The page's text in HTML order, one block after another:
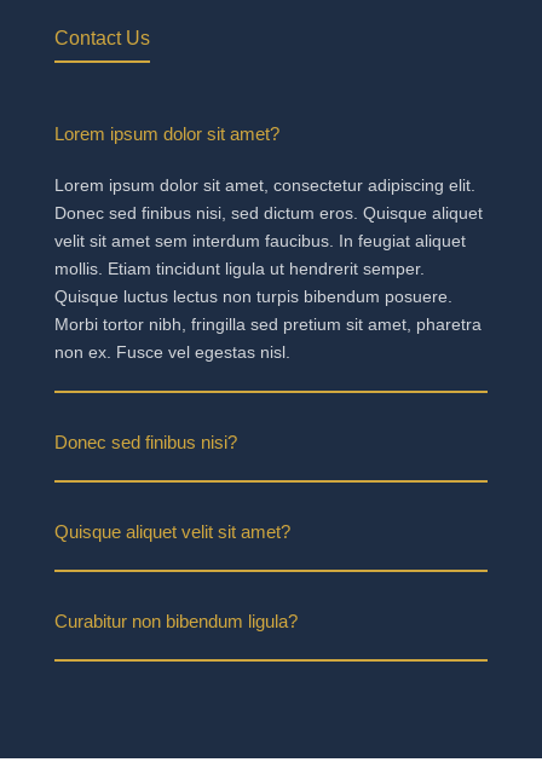
Contact Us
Lorem ipsum dolor sit amet?
Lorem ipsum dolor sit amet, consectetur adipiscing elit.
Donec sed finibus nisi, sed dictum eros. Quisque aliquet
velit sit amet sem interdum faucibus. In feugiat aliquet
mollis. Etiam tincidunt ligula ut hendrerit semper.
Quisque luctus lectus non turpis bibendum posuere.
Morbi tortor nibh, fringilla sed pretium sit amet, pharetra
non ex. Fusce vel egestas nisl.
Donec sed finibus nisi?
Quisque aliquet velit sit amet?
Curabitur non bibendum ligula?